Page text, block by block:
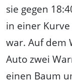
sie gegen
in einer
war. Auf dem
Auto zwei
einen Baum